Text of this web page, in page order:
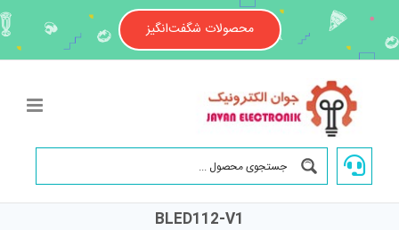
content
محصولات شگفت‌انگیز
BLED112-V1